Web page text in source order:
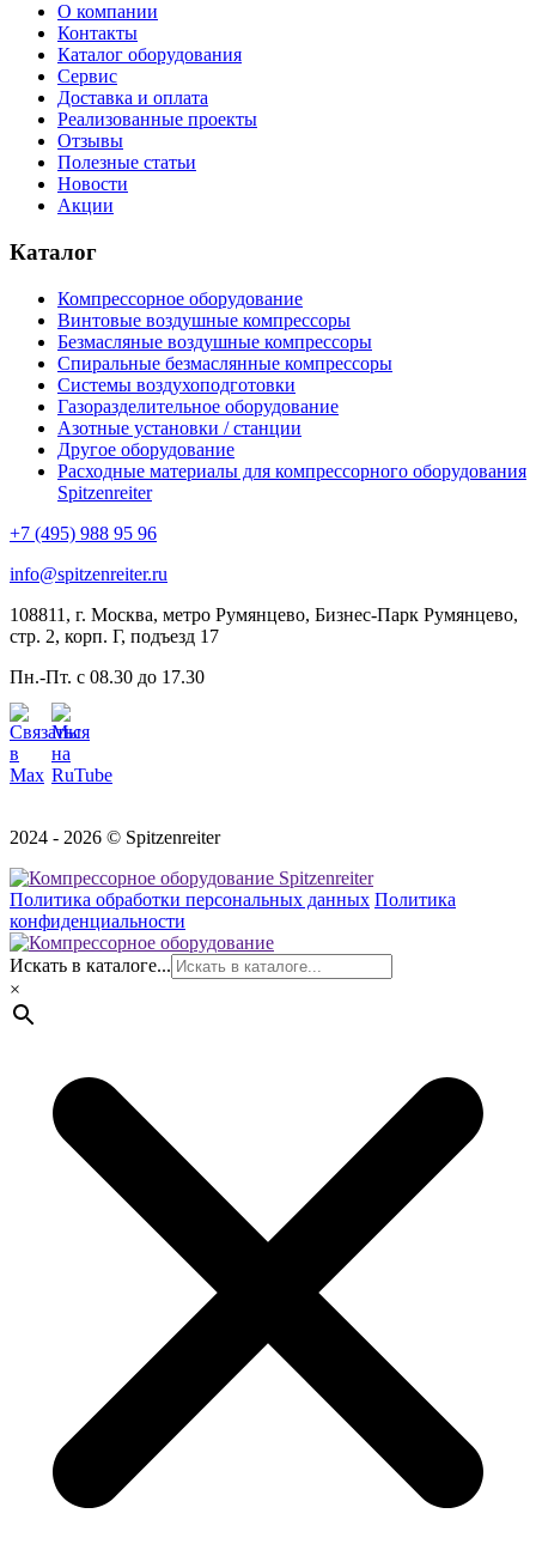
О компании
Контакты
Каталог оборудования
Сервис
Доставка и оплата
Реализованные проекты
Отзывы
Полезные статьи
Новости
Акции
Каталог
Компрессорное оборудование
Винтовые воздушные компрессоры
Безмасляные воздушные компрессоры
Спиральные безмаслянные компрессоры
Системы воздухоподготовки
Газоразделительное оборудование
Азотные установки / станции
Другое оборудование
Расходные материалы для компрессорного оборудования
Spitzenreiter
+7 (495) 988 95 96
info@spitzenreiter.ru
108811, г. Москва, метро Румянцево, Бизнес-Парк Румянцево,
стр. 2, корп. Г, подъезд 17
Пн.-Пт. с 08.30 до 17.30
2024 - 2026 © Spitzenreiter
Политика обработки персональных данных Политика
конфиденциальности
Искать в каталоге...
×